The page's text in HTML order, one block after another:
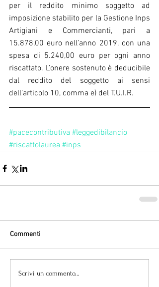
per il reddito minimo soggetto ad
imposizione stabilito per la Gestione Inps
Artigiani e Commercianti, pari a
15.878,00 euro nell’anno 2019, con una
spesa di 5.240,00 euro per ogni anno
riscattato. L’onere sostenuto è deducibile
dal reddito del soggetto ai sensi
dell’articolo 10, comma e) del T.U.I.R.
#pacecontributiva #leggedibilancio
#riscattolaurea #inps
Commenti
Scrivi un commento...